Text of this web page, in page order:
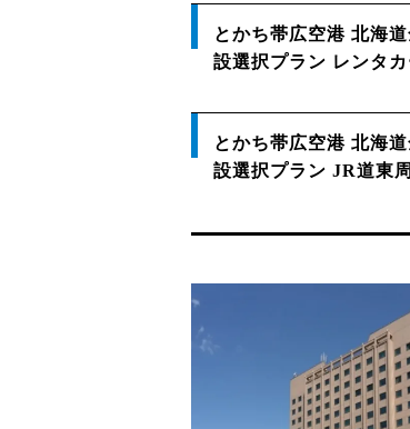
とかち帯広空港 北海
設選択プラン レンタ
とかち帯広空港 北海
設選択プラン JR道東